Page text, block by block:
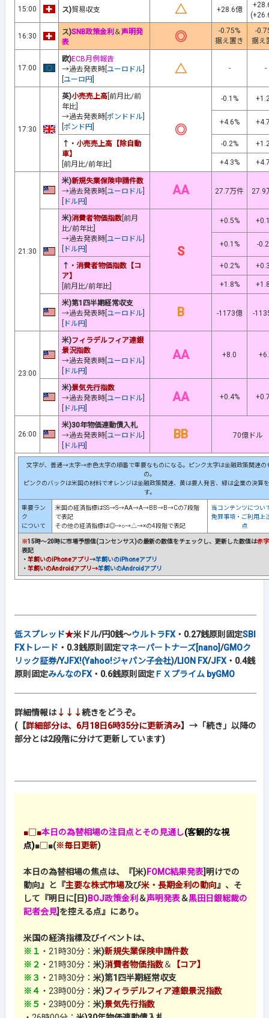
15:00 ス)貿易収支 △ +28.6億
16:30 ス)SNB政策金利 ＆声明発
表
◎
-0.75%
据え置き
-
据え
17:00
欧)ECB月例報告
→過去発表時[ ユーロドル
ユーロ円
△ - -
17:30
英)小売売上高 [前月比/前
年比]
→過去発表時[ ポンドドル
ポンド円 ◎
-0.1%
+4.6%
↑・ 小売売上高【除自動
車】
[前月比/前年比]
-0.2%
+4.3%
21:30
米)新規失業保険申請件数
→過去発表時[ ユーロドル
ドル円
AA 27.7万件 27.9
米)消費者物価指数 [前月
比/前年比]
→過去発表時[ ユーロドル
ドル円 S
+0.5%
+0.1% -
↑・ 消費者物価指数【コ
ア】
[前月比/前年比]
+0.2%
+1.8%
米)第1四半期経常収支
→過去発表時[ ユーロドル
ドル円
B -1173億 -
23:00
米)フィラデルフィア連銀
景況指数
→過去発表時[ ユーロドル
ドル円
AA +8.0
米)景気先行指数
→過去発表時[ ユーロドル
ドル円
AA +0.4%
26:00
米)30年物価連動債入札
→過去発表時[ ユーロドル
ドル円
BB 70億ドル
文字が、普通→太字→赤色太字の順番で重要なものになる。ピンク太字は金融政策関連の
の。
ピンクのバックは米国の材料でオレンジは金融政策関連、黄は要人発言、緑は企業の決算
す。
重要ラン
ク
について
米国の経済指標はSS→S→AA→A→BB→B→Cの7段階
で表記
その他の経済指標は◎→○→△→×の4段階で表記
当コンテンツについ
免罪事項・ご利用上
点
※15時～20時に市場予想値(コンセンサス)の最新の数値をチェックし、更新した数値は赤字
表記
・ 羊飼いのiPhoneアプリ→羊飼いのiPhoneアプリ
・ 羊飼いのAndroidアプリ→羊飼いのAndroidアプリ
低スプレッド★米ドル/円0銭～ウルトラFX・0.27銭原則固定SBI
FXトレード ・0.3銭原則固定マネーパートナーズ[nano]/GMOク
リック証券/YJFX!(Yahoo!ジャパン子会社)/LION FX/JFX・0.4銭
原則固定みんなのFX・0.6銭原則固定 ＦＸプライム byGMO
詳細情報は↓↓↓続きをどうぞ。
(【詳細部分は、6月18日6時35分に更新済み】→「続き」以降の
部分とは2段階に分けて更新しています)
■□■本日の為替相場の注目点とその見通し(客観的な視
点)■□■(※毎日更新)
本日の為替相場の焦点は、『[米)FOMC結果発表]明けでの
動向』と『主要な株式市場及び米・長期金利の動向』、そ
して『明日に[日)BOJ政策金利 ＆声明発表＆黒田日銀総裁の
記者会見]を控える点』にあり。
米国の経済指標及びイベントは、
※１ ・21時30分： 米)新規失業保険申請件数
※２ ・21時30分： 米)消費者物価指数＆
【コア】
※３ ・21時30分： 米)第1四半期経常収支
※４ ・23時00分： 米)フィラデルフィア連銀景況指数
※５ ・23時00分： 米)景気先行指数